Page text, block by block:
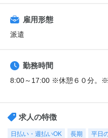
雇用形態
派遣
勤務時間
8:00～17:00 ※休憩６０分。※
求人の特徴
日払い・週払いOK 長期 平日